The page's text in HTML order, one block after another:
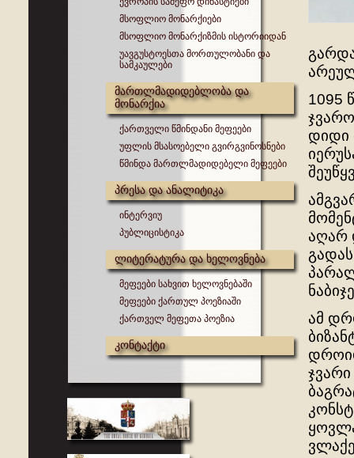
მსოფლიო მონარქიები
მსოფლიო მონარქიზმის ისტორიიდან
უავგუსტოესთა მორთულობანი და
სამკაულები
მართლმადიდებლობა და
მონარქია
ქართველი წმინდანი მეფეები
უფლის მსასოებელი გვირგვინოსნები
წმინდა მართლმადიდებელი მეფეები
პრესა და ანალიტიკა
ინტერვიუ
პუბლიცისტიკა
ლიტერატურა და ხელოვნება
მეფეები სახვით ხელოვნებაში
მეფეები ქართულ პოეზიაში
ქართველ მეფეთა პოეზია
კონტაქტი
1095
დიდი
აღარ
ამ